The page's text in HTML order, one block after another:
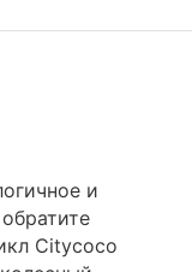
и
Citycoco